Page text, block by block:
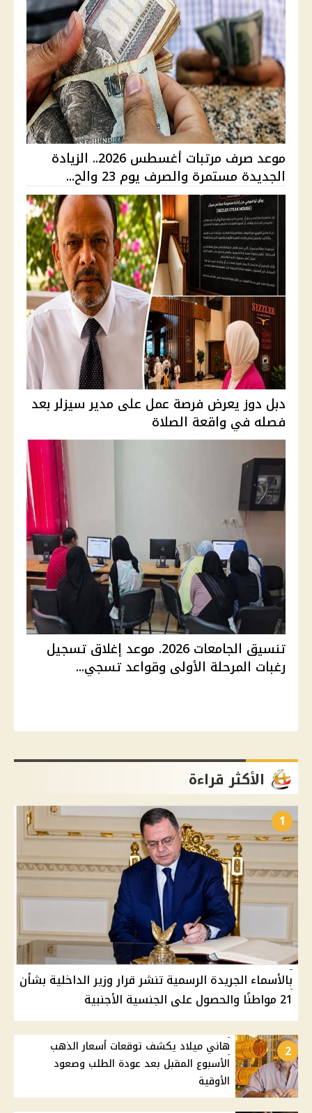
موعد صرف مرتبات أغسطس 2026.. الزيادة
الجديدة مستمرة والصرف يوم 23 والح...
دبل دوز يعرض فرصة عمل على مدير سيزلر بعد
فصله في واقعة الصلاة
تنسيق الجامعات 2026. موعد إغلاق تسجيل
رغبات المرحلة الأولى وقواعد تسجي...
الأكثر قراءة
1
بالأسماء الجريدة الرسمية تنشر قرار وزير الداخلية بشأن
21 مواطنًا والحصول على الجنسية الأجنبية
2
هاني ميلاد يكشف توقعات أسعار الذهب
الأسبوع المقبل بعد عودة الطلب وصعود
الأوقية